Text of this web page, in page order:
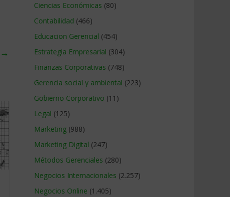
→
Ciencias Económicas (80)
Contabilidad (466)
Educacion Gerencial (454)
Estrategia Empresarial (304)
Finanzas Corporativas (748)
Gerencia social y ambiental (223)
Gobierno Corporativo (11)
Legal (125)
Marketing (988)
Marketing Digital (247)
Métodos Gerenciales (280)
Negocios Internacionales (2.257)
Negocios Online (1.405)